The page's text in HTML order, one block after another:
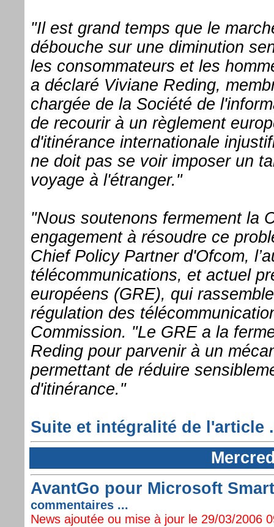
"Il est grand temps que le
débouche sur une diminution
les consommateurs et les
a déclaré Viviane Reding,
chargée de la Société de
de recourir à un règlement
d'itinérance internationale
ne doit pas se voir imposer un
voyage à l'étranger."
"Nous soutenons fermement la
engagement à résoudre ce
Chief Policy Partner d'Ofcom,
télécommunications, et actuel
européens (GRE), qui
régulation des
Commission. "Le GRE a la
Reding pour parvenir à un
permettant de réduire
d'itinérance."
Suite et intégralité de l'article
AvantGo pour Microsoft
commentaires ...
News ajoutée ou mise à jour le 29/03/2006